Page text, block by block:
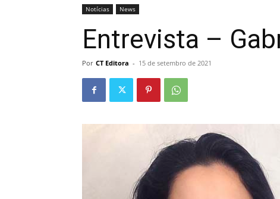
Notícias News
Entrevista –
Por CT Editora - 15 de setembro de 2021